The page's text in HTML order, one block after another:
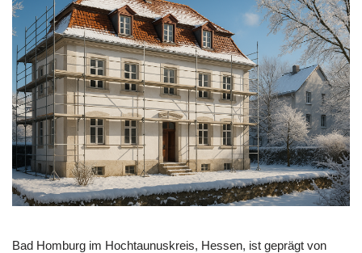
Bad Homburg im Hochtaunuskreis, Hessen, ist geprägt von